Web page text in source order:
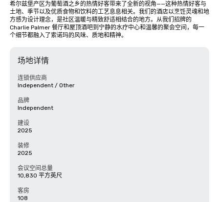
希尔兹堡产区为葡萄酒之乡的热情好客带来了全新的视角——这种热情好客与
土地、季节以及优质食物和饮料的工艺息息相关。我们的酒店以烹饪灵魂和地
方感为设计理念，是社区温暖与精致舒适相结合的地方。从我们招牌的
Charlie Palmer 餐厅和屋顶酒吧到宁静的水疗中心和温馨的聚会空间，每一
个细节都融入了索诺玛的风味、质地和精神。
场地详情
连锁供应商
Independent / Other
品牌
Independent
建设
2025
装修
2025
会议空间总量
10,830 平方英尺
客房
108